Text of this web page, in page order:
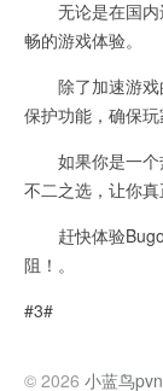
无论是在国内
畅的游戏体验。
除了加速游戏
保护功能，确保玩
如果你是一个
不二之选，让你真
赶快体验
阻！。
#3#
© 2026 小蓝鸟